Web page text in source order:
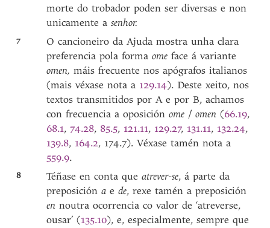
morte do trobador poden ser diversas e non
unicamente asenhor.
7
O cancioneiro da Ajuda mostra unha clara
preferencia pola formaomeface á variante
omen, máis frecuente nos apógrafos italianos
(mais véxase nota a 129.14). Deste xeito, nos
textos transmitidos por A e por B, achamos
con frecuencia a oposiciónome /omen(66.19,
68.1,74.28, 85.5, 121.11, 129.27, 131.11, 132.24,
139.8, 164.2, 174.7). Véxase tamén nota a
559.9.
8 Téñase en conta queatrever-se, á parte da
preposicióna ede, rexe tamén a preposición
ennoutra ocorrencia co valor de ‘atreverse,
ousar’ (135.10), e, especialmente, sempre que